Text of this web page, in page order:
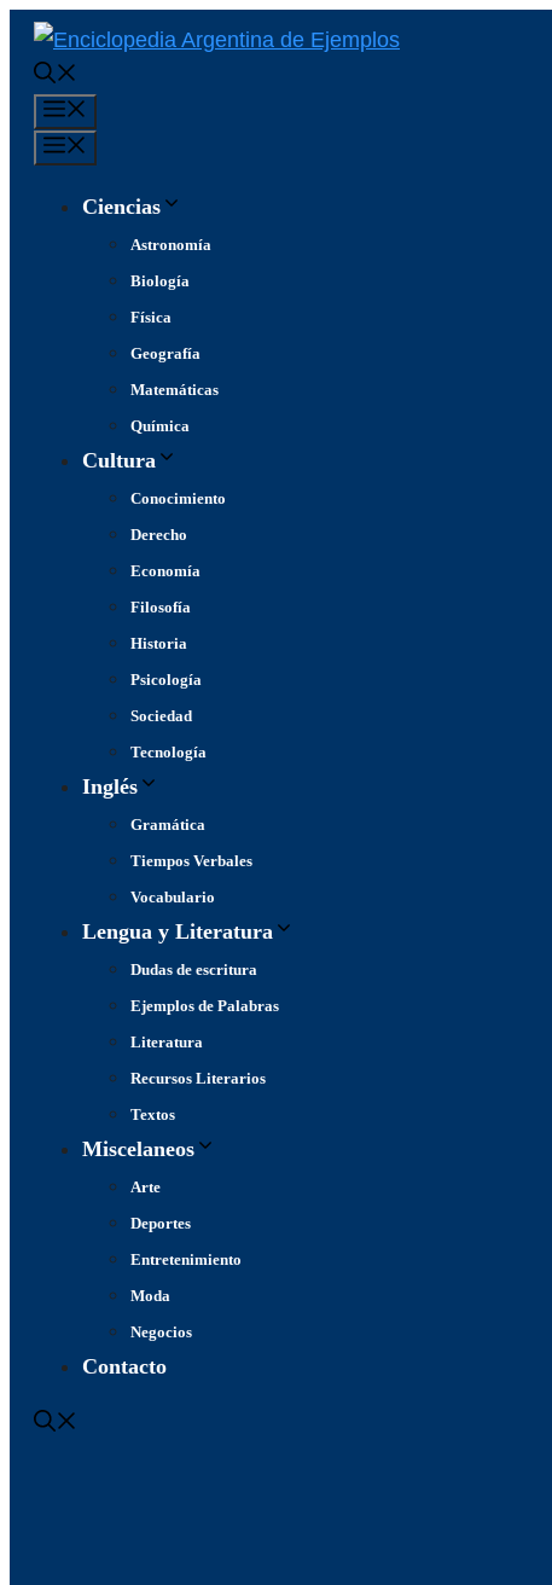
Saltar
contenido
Ciencias
Astronomía
Biología
Física
Geografía
Matemáticas
Química
Cultura
Conocimiento
Derecho
Economía
Filosofía
Historia
Psicología
Sociedad
Tecnología
Inglés
Gramática
Tiempos Verbales
Vocabulario
Lengua y Literatura
Dudas de escritura
Ejemplos de Palabras
Literatura
Recursos Literarios
Textos
Miscelaneos
Arte
Deportes
Entretenimiento
Moda
Negocios
Contacto